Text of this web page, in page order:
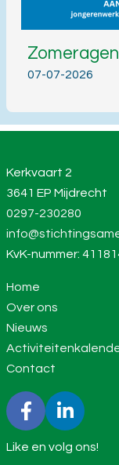
07-07-2026
Kerkvaart 2
3641 EP Mijdrecht
0297-230280
KvK-nummer:
Home
Over ons
Nieuws
Contact
Like en volg ons!